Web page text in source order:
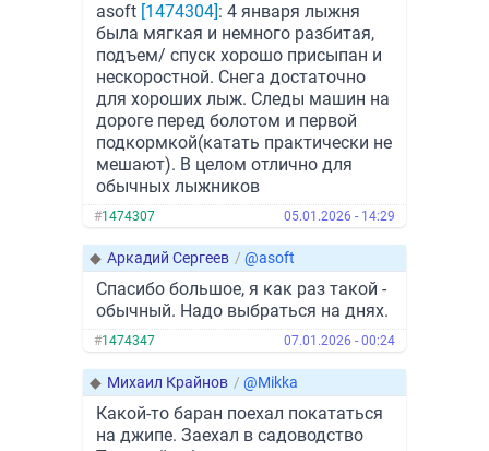
asoft [1474304]: 4 января лыжня
была мягкая и немного разбитая,
подъем/ спуск хорошо присыпан и
нескоростной. Снега достаточно
для хороших лыж. Следы машин на
дороге перед болотом и первой
подкормкой(катать практически не
мешают). В целом отлично для
обычных лыжников
#1474307 05.01.2026 - 14:29
◆ Аркадий Сергеев / @asoft
Спасибо большое, я как раз такой -
обычный. Надо выбраться на днях.
#1474347 07.01.2026 - 00:24
◆ Михаил Крайнов / @Mikka
Какой-то баран поехал покататься
на джипе. Заехал в садоводство